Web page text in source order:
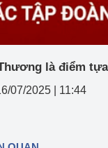
Tổ
là điểm
07/2025 11:44